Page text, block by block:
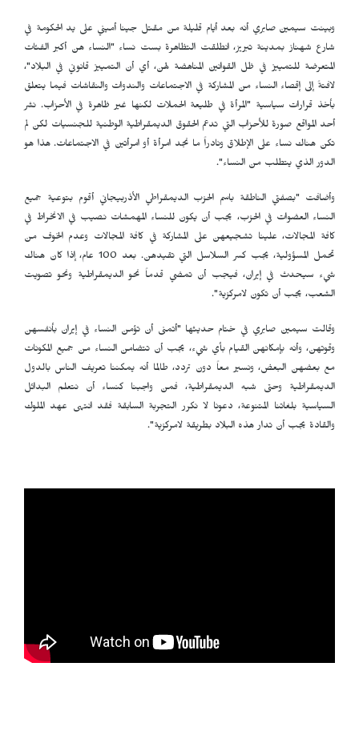
وبينت سيمين صابري أنه بعد أيام قليلة من مقتل جينا أميني على يد الحكومة في
شارع شهناز بمدينة تبريز، انطلقت التظاهرة بست نساء "النساء هن أكبر الفئات
المتعرضة للتمييز في ظل القوانين المناهضة لهن، أي أن التمييز قانوني في البلاد"،
لافتةً إلى إقصاء النساء من المشاركة في الاجتماعات والندوات والنقاشات فيما يتعلق
بأخذ قرارات سياسية "المرأة في طليعة الحملات لكنها غير ظاهرة في الأحزاب. نشر
أحد المواقع صورة للأحزاب التي تدعم الحقوق الديمقراطية الوطنية للجنسيات لكن لم
تكن هناك نساء على الإطلاق ونادراً ما نجد امرأة أو امرأتين في الاجتماعات. هذا هو
الدور الذي يتطلب من النساء".
وأضافت "بصفتي الناطقة باسم الحزب الديمقراطي الأذربيجاني أقوم بتوعية جميع
النساء العضوات في الحزب، يجب أن يكون للنساء المهمشات نصيب في الانخراط في
كافة المجالات، علينا تشجيعهن على المشاركة في كافة المجالات وعدم الخوف من
تحمل المسؤولية، يجب كسر السلاسل التي تقيدهن. بعد 100 عام، إذا كان هناك
شيء سيحدث في إيران، فيجب أن تمضي قدماً نحو الديمقراطية ونحو تصويت
الشعب، يجب أن تكون لامركزية".
وقالت سيمين صابري في ختام حديثها "أتمنى أن تؤمن النساء في إيران بأنفسهن
وقوتهن، وأنه بإمكانهن القيام بأي شيء، يجب أن تتضامن النساء من جميع المكونات
مع بعضهن البعض، ونسير معاً دون تردد، طالما أنه يمكننا تعريف الناس بالدول
الديمقراطية وحتى شبه الديمقراطية، فمن واجبنا كنساء أن نتعلم البدائل
السياسية بلغاتنا المتنوعة، دعونا لا نكرر التجربة السابقة فقد انتهى عهد الملوك
والقادة يجب أن تدار هذه البلاد بطريقة لامركزية".